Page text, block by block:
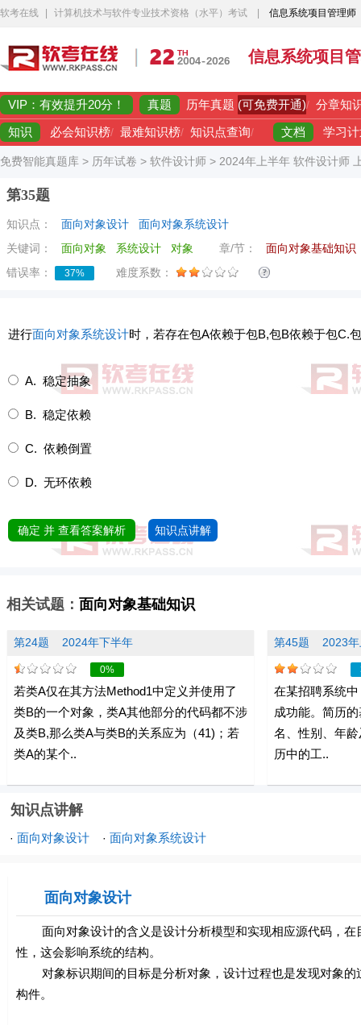
软考在线 计算机技术与软件专业技术资格（水平）考试 信息系统项目管理师
信息系统项目
VIP：有效提升20分！ 真题 历年真题 (可免费开通)/ 分章知
知识 必会知识榜/ 最难知识榜/ 知识点查询/ 文档 学习
免费智能真题库 > 历年试卷 > 软件设计师 > 2024年上半年 软件设计师
第35题
知识点： 面向对象设计
面向对象系统设计
关键词：
面向对象 系统设计 对象 章/节：
面向对象基础知识
错误率：
37% 难度系数：
进行面向对象系统设计时，若存在包A依赖于包B,包B依赖于包C.
A. 稳定抽象
B. 稳定依赖
C. 依赖倒置
D. 无环依赖
确定 并 查看答案解析 知识点讲解
相关试题： 面向对象基础知识
第24题 2024年下半年
0%
若类A仅在其方法Method1中定义并使用了
类B的一个对象，类A其他部分的代码都不涉
及类B,那么类A与类B的关系应为（41)；若
类A的某个..
第45题 2023
在某招聘系统
成功能。简历
名、性别、年
历中的工..
知识点讲解
· 面向对象设计 · 面向对象系统设计
面向对象设计
面向对象设计的含义是设计分析模型和实现相应源代码，在
性，这会影响系统的结构。
对象标识期间的目标是分析对象，设计过程也是发现对象的
构件。